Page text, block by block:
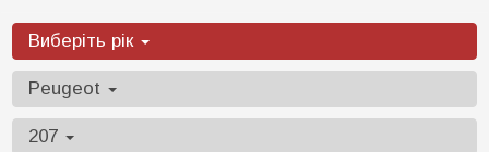
Виберіть рік
Peugeot
207